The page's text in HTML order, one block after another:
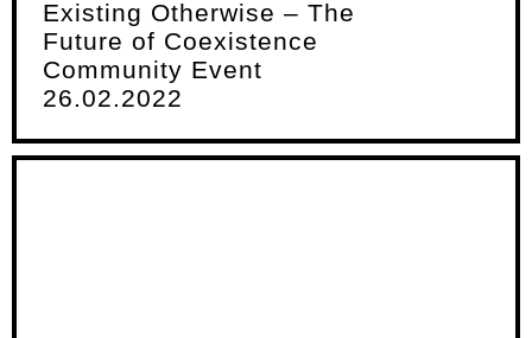
Existing Otherwise – The
Future of Coexistence
Community Event
26.02.2022